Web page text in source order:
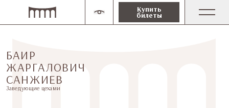
Купить
билеты
БАИР
ЖАРГАЛОВИЧ
САНЖИЕВ
Заведующие цехами